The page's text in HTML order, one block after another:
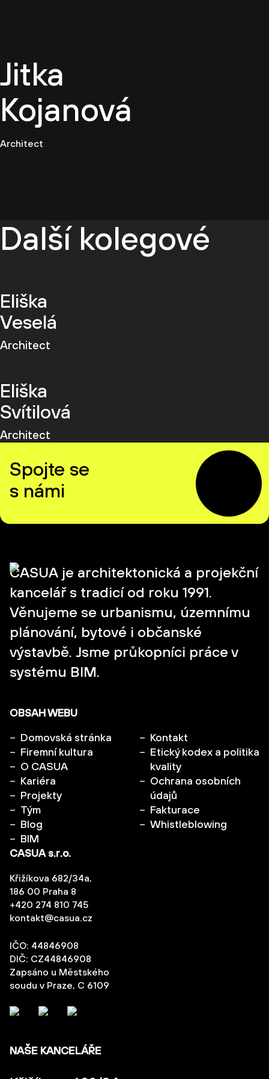
Jitka
Kojanová
Architect
Další kolegové
Eliška
Veselá
Architect
Eliška
Svítilová
Architect
Spojte se
s námi
CASUA je architektonická a projekční
kancelář s tradicí od roku 1991.
Věnujeme se urbanismu, územnímu
plánování, bytové i občanské
výstavbě. Jsme průkopníci práce v
systému BIM.
CASUA s.r.o.
Křižíkova 682/34a,
186 00 Praha 8
+420 274 810 745
kontakt@casua.cz
IČO: 44846908
DIČ: CZ44846908
Zapsáno u Městského
soudu v Praze, C 6109
OBSAH WEBU
Domovská stránka
Firemní kultura
O CASUA
Kariéra
Projekty
Tým
Blog
BIM
Kontakt
Etický kodex a politika
kvality
Ochrana osobních
údajů
Fakturace
Whistleblowing
NAŠE KANCELÁŘE